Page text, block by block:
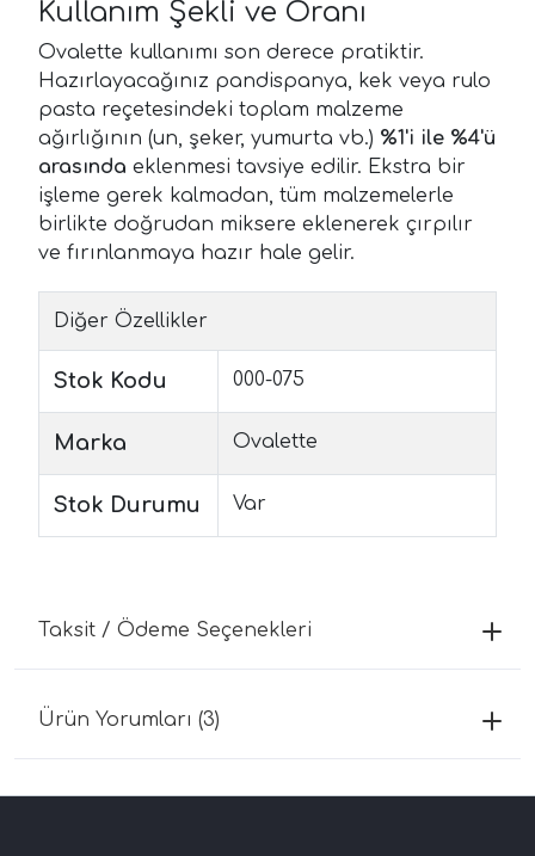
Kullanım Şekli ve Oranı
Ovalette kullanımı son derece pratiktir.
Hazırlayacağınız pandispanya, kek veya rulo
pasta reçetesindeki toplam malzeme
ağırlığının (un, şeker, yumurta vb.) %1'i ile %4'ü
arasında eklenmesi tavsiye edilir. Ekstra bir
işleme gerek kalmadan, tüm malzemelerle
birlikte doğrudan miksere eklenerek çırpılır
ve fırınlanmaya hazır hale gelir.
Diğer Özellikler
Stok Kodu 000-075
Marka Ovalette
Stok Durumu Var
Taksit / Ödeme Seçenekleri
Ürün Yorumları (3)